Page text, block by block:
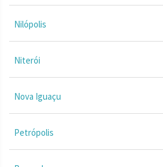
Nilópolis
Niterói
Nova Iguaçu
Petrópolis